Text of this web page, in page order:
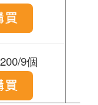
9個